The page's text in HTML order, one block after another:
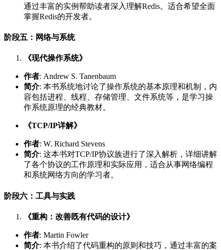
通过丰富的实例帮助读者深入理解Redis。适合希望全面
掌握Redis的开发者。
阶段五：网络与系统
《现代操作系统》
作者: Andrew S. Tanenbaum
简介: 本书系统地讨论了操作系统的基本原理和机制，内
容包括进程、线程、存储管理、文件系统等，是学习操
作系统原理的经典教材。
《TCP/IP详解》
作者: W. Richard Stevens
简介: 这本书对TCP/IP协议族进行了深入解析，详细讲解
了各个协议的工作原理和实际应用，适合从事网络编程
和系统网络方向的学习者。
阶段六：工具与实践
《重构：改善既有代码的设计》
作者: Martin Fowler
简介: 本书介绍了代码重构的原则和技巧，通过丰富的案